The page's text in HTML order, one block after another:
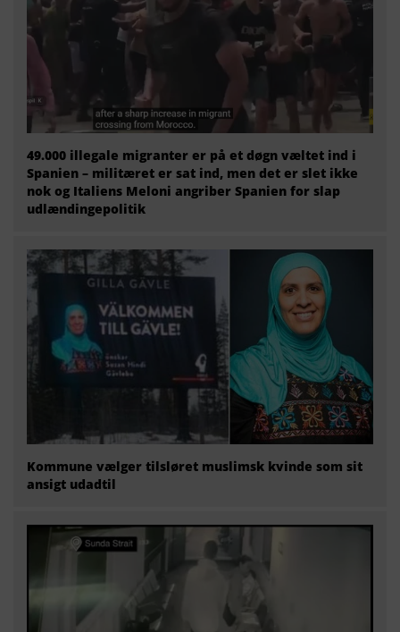
49.000 illegale migranter er på et døgn væltet ind i
Spanien – militæret er sat ind, men det er slet ikke
nok og Italiens Meloni angriber Spanien for slap
udlændingepolitik
Kommune vælger tilsløret muslimsk kvinde som sit
ansigt udadtil